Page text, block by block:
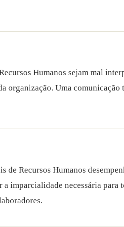
Humanos sejam mal
organização. Uma
Recursos Humanos
necessária para